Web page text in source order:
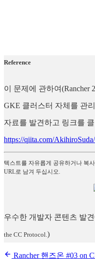
Reference
이 문제에 관하여(Rancher
GKE 클러스터 자체를 관
자료를 발견하고 링크를
https://qiita.com/
텍스트를 자유롭게 공유하거나 복
URL로 남겨 두십시오.
우수한 개발자 콘텐츠 발
the CC Protocol.)
Rancher 핸즈온 #03 on